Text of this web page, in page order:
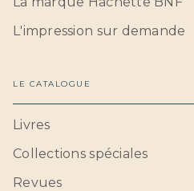
L'impression sur demande
LE CATALOGUE
Livres
Collections spéciales
Revues